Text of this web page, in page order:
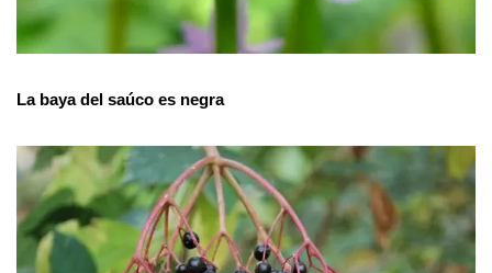
La baya del saúco es negra